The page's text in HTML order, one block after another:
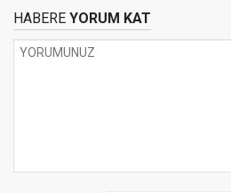
HABERE YORUM KAT